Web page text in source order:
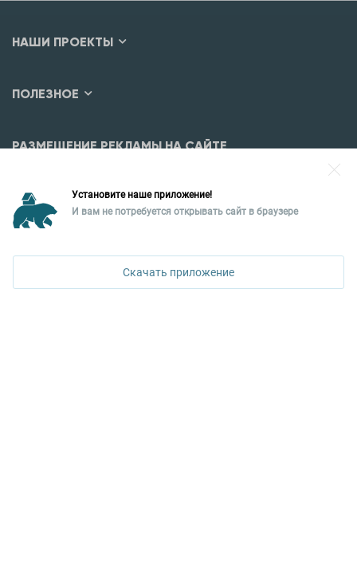
НАШИ ПРОЕКТЫ
ПОЛЕЗНОЕ
РАЗМЕЩЕНИЕ РЕКЛАМЫ НА САЙТЕ
Уральская палата недвижимости
ул. Горького, 65, 0 подъезд, 3 этаж
Установите наше приложение!
И вам не потребуется открывать сайт в браузере
Скачать приложение